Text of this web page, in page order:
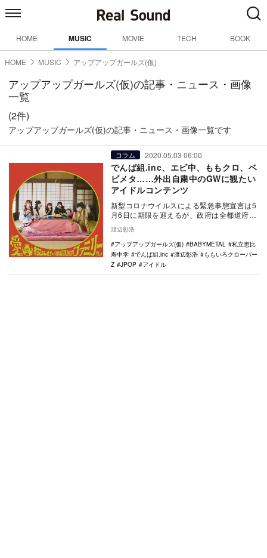
HOME MUSIC MOVIE TECH BOOK
HOME MUSIC アップアップガールズ(仮)
アップアップガールズ(仮)の記事・ニュース・画像
一覧
(2件)
アップアップガールズ(仮)の記事・ニュース・画像一覧です
コラム 2020.05.03 06:00
でんぱ組.inc、エビ中、ももクロ、ベ
ビメタ……外出自粛中のGWに観たい
アイドルコンテンツ
新型コロナウイルスによる緊急事態宣言は5
月6日に期限を迎えるが、政府は全都道府県
を対象に1カ月程度延長する方針を固めてい
る。コロ…
渡辺彰浩
アップアップガールズ(仮)
BABYMETAL
私立恵比
寿中学
でんぱ組.inc 渡辺彰浩
ももいろクローバー
Z
JPOP アイドル